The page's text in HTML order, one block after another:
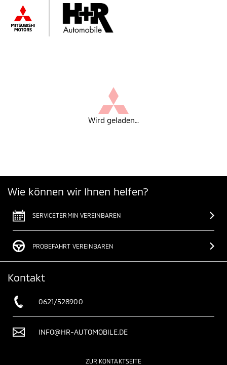
Wird geladen…
Wie können wir Ihnen helfen?
SERVICETERMIN VEREINBAREN
PROBEFAHRT VEREINBAREN
Kontakt
0621/528900
INFO@HR-AUTOMOBILE.DE
ZUR KONTAKTSEITE